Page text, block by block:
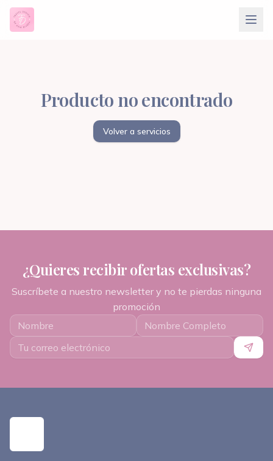
Producto no encontrado
Volver a servicios
¿Quieres recibir ofertas exclusivas?
Suscríbete a nuestro newsletter y no te pierdas ninguna
promoción